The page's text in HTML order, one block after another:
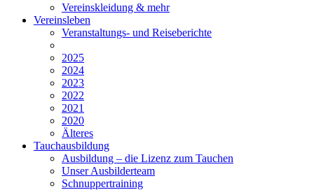
Vereinskleidung & mehr
Vereinsleben
Veranstaltungs- und Reiseberichte
2025
2024
2023
2022
2021
2020
Älteres
Tauchausbildung
Ausbildung – die Lizenz zum Tauchen
Unser Ausbilderteam
Schnuppertraining